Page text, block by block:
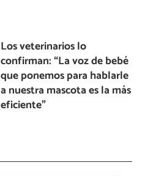
Los veterinarios lo
confirman: “La voz de bebé
que ponemos para hablarle
a nuestra mascota es la más
eficiente”